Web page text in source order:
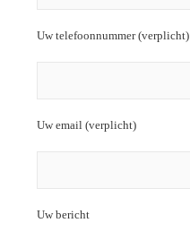
Uw telefoonnummer (verplicht)
Uw email (verplicht)
Uw bericht